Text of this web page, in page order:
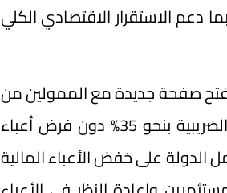
المصريين إلى 36.5 مليار دولار بما دعم الاستقرار الاقتصادي الكلي
فتح صفحة جديدة مع الممولين من
خلال حزم إصلاحية متتالية أسهمت في توسيع القاعدة الضريبية بنحو 35% دون فرض أعباء
الدولة على خفض الأعباء المالية